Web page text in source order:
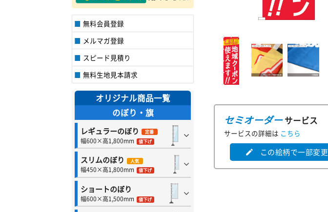
無料会員登録
メルマガ登録
スピード見積り
無料生地見本請求
オリジナル商品一覧
のぼり・旗
レギュラーのぼり 定番
幅600×高1,800mm 値下げ
スリムのぼり 人気
幅450×高1,800mm 値下げ
ショートのぼり
幅600×高1,500mm 値下げ
セミオーダーサービス
サービスの詳細は こちら
edit この絵柄で一部変更